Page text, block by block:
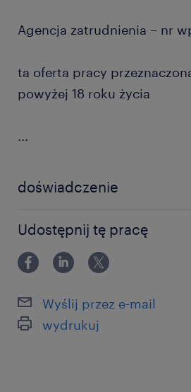
Agencja zatrudnienia – nr
ta oferta pracy
powyżej 18 roku życia
...
doświadczenie
Udostępnij tę pracę
Wyślij przez e-mail
wydrukuj